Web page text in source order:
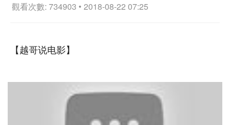
觀看次數: 734903 • 2018-08-22 07:25
【越哥说电影】